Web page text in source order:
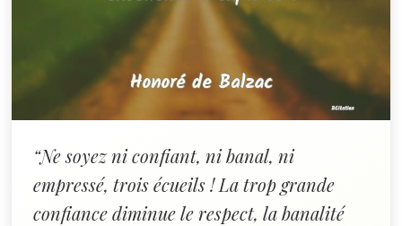
“Ne soyez ni confiant, ni banal, ni
empressé, trois écueils ! La trop grande
confiance diminue le respect, la banalité